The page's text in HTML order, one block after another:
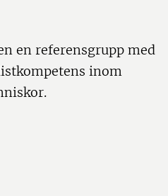
en referensgrupp med
inom